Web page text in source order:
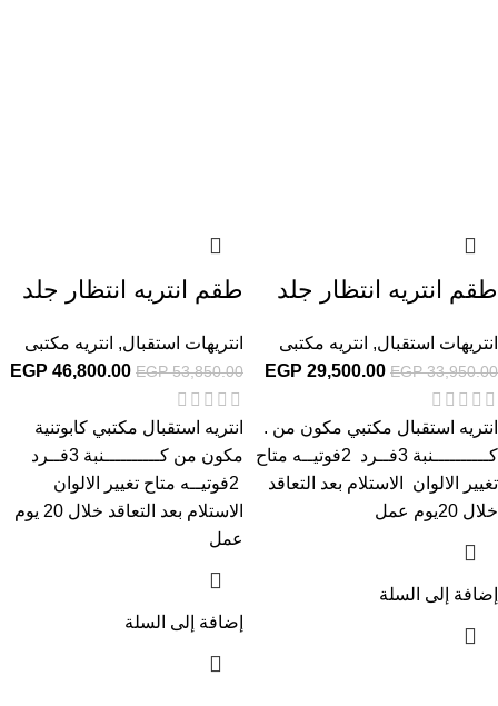
طقم انتريه انتظار جلد
انتريهات استقبال, انتريه مكتبى
EGP33,950.00
EGP 29,500.00
انتريه استقبال مكتبي مكون من .
كــــــــــنبة 3فــرد 2فوتيــه متاح
تغيير الالوان الاستلام بعد التعاقد
خلال 20يوم عمل
إضافة إلى السلة
طقم انتريه انتظار جلد
انتريهات استقبال, انتريه مكتبى
EGP53,850.00
EGP 46,800.00
انتريه استقبال مكتبي كابوتنية
مكون من كــــــــــنبة 3فــرد
2فوتيــه متاح تغيير الالوان
الاستلام بعد التعاقد خلال 20 يوم
عمل
إضافة إلى السلة